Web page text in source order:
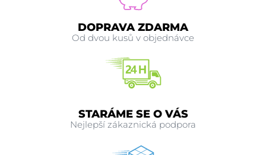
DOPRAVA ZDARMA
Od dvou kusů v objednávce
STARÁME SE O VÁS
Nejlepší zákaznická podpora